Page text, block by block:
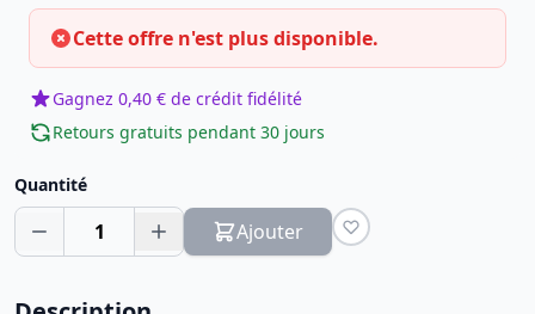
Cette offre n'est plus disponible.
Gagnez 0,40 € de crédit fidélité
Retours gratuits pendant 30 jours
Quantité
1 Ajouter